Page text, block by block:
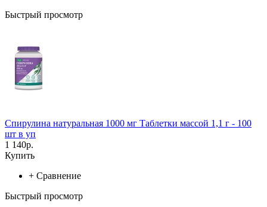
Быстрый просмотр
Спирулина натуральная 1000 мг Таблетки массой 1,1 г - 100
шт в уп
1 140р.
Купить
+ Сравнение
Быстрый просмотр